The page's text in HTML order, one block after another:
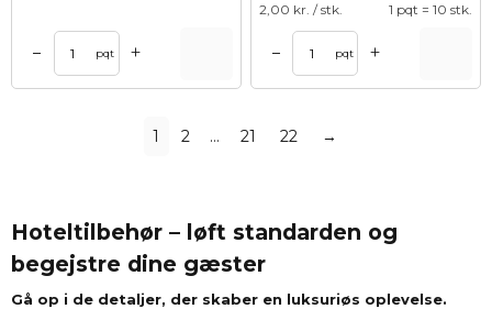
– pqt +
2,00 kr. / stk. 1 pqt = 10 stk.
– pqt +
1 2 … 21 22 →
Hoteltilbehør – løft standarden og
begejstre dine gæster
Gå op i de detaljer, der skaber en luksuriøs oplevelse.